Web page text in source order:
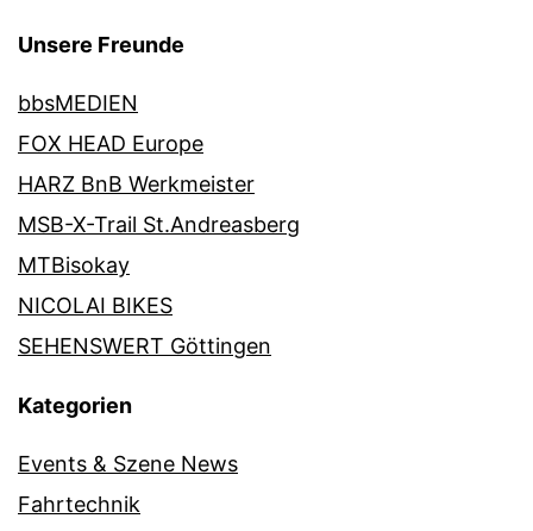
Unsere Freunde
bbsMEDIEN
FOX HEAD Europe
HARZ BnB Werkmeister
MSB-X-Trail St.Andreasberg
MTBisokay
NICOLAI BIKES
SEHENSWERT Göttingen
Kategorien
Events & Szene News
Fahrtechnik